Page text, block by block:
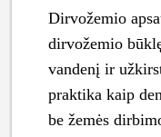
Dirvožemio
dirvožemio
vandenį ir
praktika kaip
be žemės